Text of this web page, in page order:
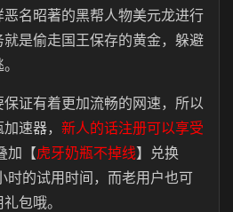
名昭著的黑帮人物美元龙进行
是偷走国王保存的黄金，躲避
证有着更加流畅的网速，所以
速器， 新人的话注册可以享受
加【虎牙奶瓶不掉线】兑换
时的试用时间，而老用户也可
包哦。